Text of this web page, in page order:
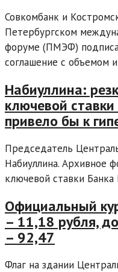
Совкомбанк и
Петербургском
форуме (ПМЭФ)
соглашение с объемом
Набиуллина:
ключевой
привело бы к
Председатель
Набиуллина. Архивное
ключевой ставки
Официальный
– 11,18 рубля,
– 92,47
Флаг на здании